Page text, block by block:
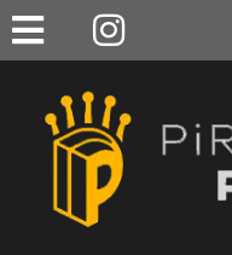
contenido